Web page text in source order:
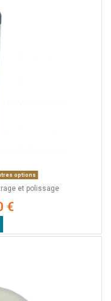
options
et polissage
€